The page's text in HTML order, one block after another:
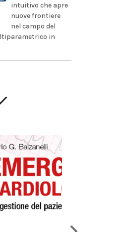
intuitivo che apre
nuove frontiere
nel campo del
in